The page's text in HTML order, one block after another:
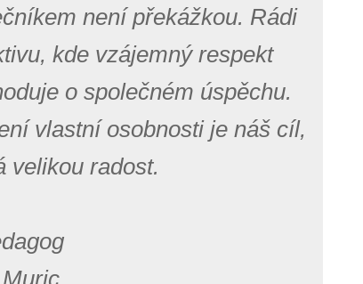
není překážkou. Rádi
kde vzájemný respekt
o společném úspěchu.
vlastní osobnosti je náš cíl,
velikou radost.